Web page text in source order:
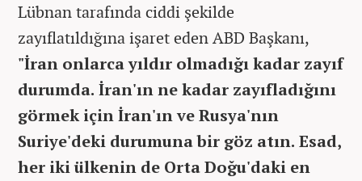
Lübnan tarafında ciddi şekilde
zayıflatıldığına işaret eden ABD Başkanı,
"İran onlarca yıldır olmadığı kadar zayıf
durumda. İran'ın ne kadar zayıfladığını
görmek için İran'ın ve Rusya'nın
Suriye'deki durumuna bir göz atın. Esad,
her iki ülkenin de Orta Doğu'daki en